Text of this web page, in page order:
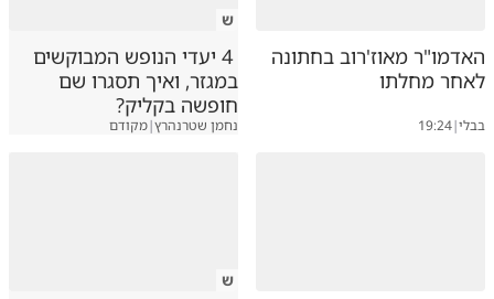
האדמו"ר מאוז'רוב בחתונה
לאחר מחלתו
בבלי|
19:24
ש
4 יעדי הנופש המבוקשים
במגזר, ואיך תסגרו שם
חופשה בקליק?
נחמן שטרנהרץ|מקודם
ש